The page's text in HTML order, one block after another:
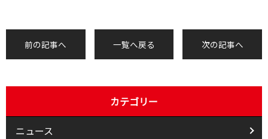
前の記事へ 一覧へ戻る 次の記事へ
カテゴリー
ニュース